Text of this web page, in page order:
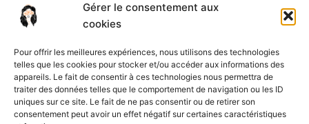
Gérer le consentement aux
cookies
Pour offrir les meilleures expériences, nous utilisons des technologies
telles que les cookies pour stocker et/ou accéder aux informations des
appareils. Le fait de consentir à ces technologies nous permettra de
traiter des données telles que le comportement de navigation ou les ID
uniques sur ce site. Le fait de ne pas consentir ou de retirer son
consentement peut avoir un effet négatif sur certaines caractéristiques
Mentions légales ·Politique de confidentialité
CGV
Lundi à vendredi : 9h à 19h30
Samedi : 9h à 16h
07 88 29 79 53